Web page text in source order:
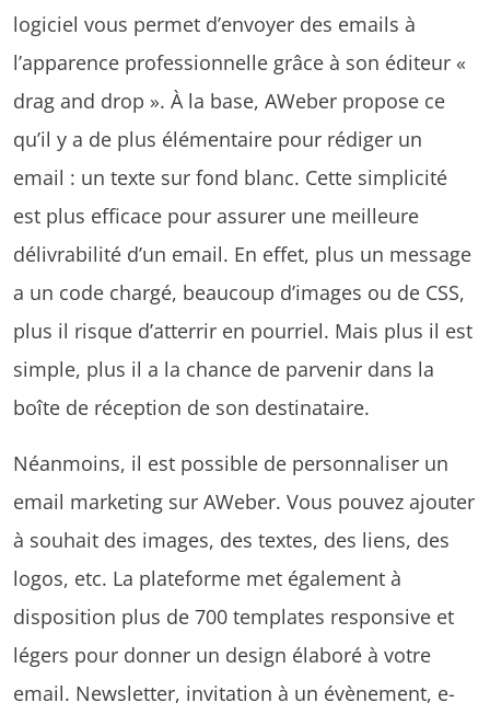
logiciel vous permet d’envoyer des emails à
l’apparence professionnelle grâce à son éditeur «
drag and drop ». À la base, AWeber propose ce
qu’il y a de plus élémentaire pour rédiger un
email : un texte sur fond blanc. Cette simplicité
est plus efficace pour assurer une meilleure
délivrabilité d’un email. En effet, plus un message
a un code chargé, beaucoup d’images ou de CSS,
plus il risque d’atterrir en pourriel. Mais plus il est
simple, plus il a la chance de parvenir dans la
boîte de réception de son destinataire.
Néanmoins, il est possible de personnaliser un
email marketing sur AWeber. Vous pouvez ajouter
à souhait des images, des textes, des liens, des
logos, etc. La plateforme met également à
disposition plus de 700 templates responsive et
légers pour donner un design élaboré à votre
email. Newsletter, invitation à un évènement, e-